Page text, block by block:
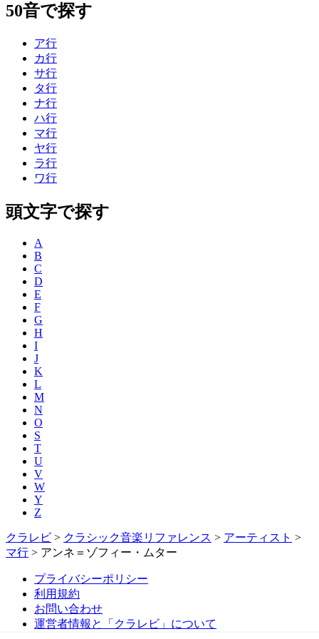
50音で探す
ア行
カ行
サ行
タ行
ナ行
ハ行
マ行
ヤ行
ラ行
ワ行
頭文字で探す
A
B
C
D
E
F
G
H
I
J
K
L
M
N
O
S
T
U
V
W
Y
Z
クラレビ > クラシック音楽リファレンス > アーティスト >
マ行 > アンネ＝ゾフィー・ムター
プライバシーポリシー
利用規約
お問い合わせ
運営者情報と「クラレビ」について